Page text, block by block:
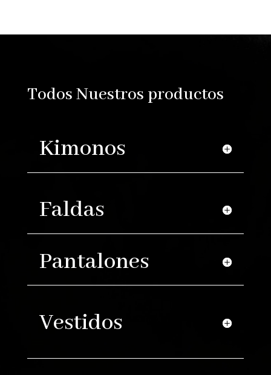
Todos Nuestros productos
Kimonos
Faldas
Pantalones
Vestidos